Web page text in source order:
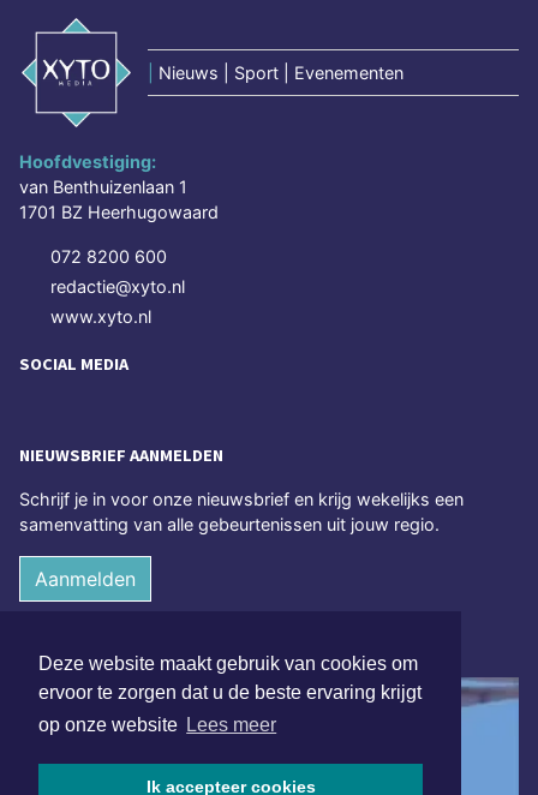
Deze website maakt gebruik van cookies om
ervoor te zorgen dat u de beste ervaring krijgt
op onze website Lees meer
Ik accepteer cookies
Nieuws | Sport | Evenementen
Hoofdvestiging:
van Benthuizenlaan 1
1701 BZ Heerhugowaard
072 8200 600
redactie@xyto.nl
www.xyto.nl
SOCIAL MEDIA
NIEUWSBRIEF AANMELDEN
Schrijf je in voor onze nieuwsbrief en krijg wekelijks een
samenvatting van alle gebeurtenissen uit jouw regio.
Aanmelden